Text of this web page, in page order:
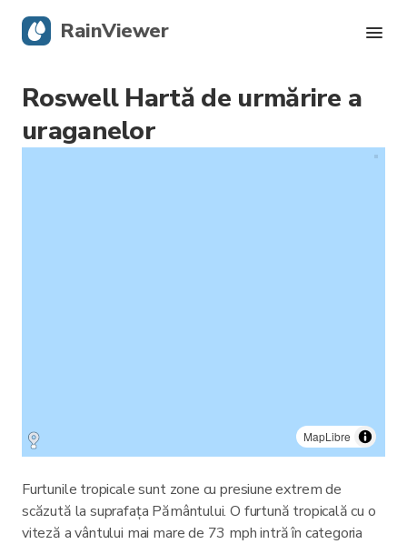
Roswell Hartă de urmărire a
uraganelor
MapLibre
Furtunile tropicale sunt zone cu presiune extrem de
scăzută la suprafața Pământului. O furtună tropicală cu o
viteză a vântului mai mare de 73 mph intră în categoria
RainViewer
Radar live
Urmărire uragane